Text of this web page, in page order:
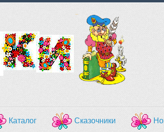
Каталог Сказочники